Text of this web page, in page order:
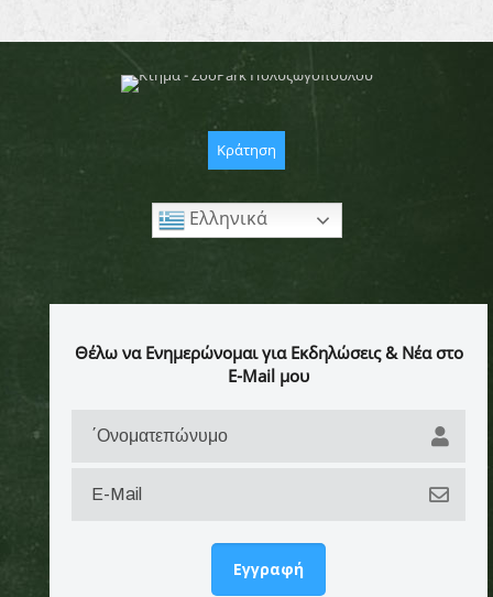
Κράτηση
Ελληνικά
Θέλω να Ενημερώνομαι για Εκδηλώσεις & Νέα στο
E-Mail μου